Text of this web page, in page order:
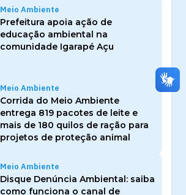
Meio Ambiente
Prefeitura apoia ação de
educação ambiental na
comunidade Igarapé Açu
Meio Ambiente
Corrida do Meio Ambiente
entrega 819 pacotes de leite e
mais de 180 quilos de ração para
projetos de proteção animal
Meio Ambiente
Disque Denúncia Ambiental: saiba
como funciona o canal de